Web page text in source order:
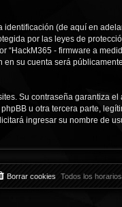
(de aquí en
por las leyes de
- firmware a
en su cuenta será
Su contraseña garantiza el
u otra tercera parte,
ingresar su nombre de
Todos los
Borrar cookies